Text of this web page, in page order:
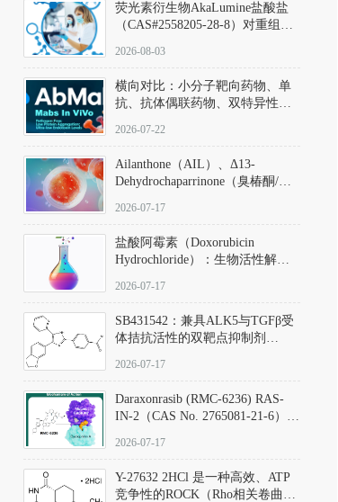
荧光素衍生物AkaLumine盐酸盐
（CAS#2558205-28-8）对重组萤
数（Km）为2.06 μM；其近红外
发光特性赋予优异的组织穿透能
力，大幅增强成像信噪比，从而
实现活体动物模型中极低给药剂
量下的高灵敏度、非侵入式生物
2026-08-03
横向对比：小分子靶向药物、单
抗、抗体偶联药物、双特异性抗
及应用瓶颈
2026-07-22
Ailanthone（AIL）、Δ13-
Dehydrochaparrinone（臭椿酮/臭
DKM货号 D806885
2026-07-17
盐酸阿霉素（Doxorubicin
Hydrochloride）：生物活性解
范
2026-07-17
SB431542：兼具ALK5与TGFβ受
体拮抗活性的双靶点抑制剂
D801067）
2026-07-17
Daraxonrasib (RMC-6236) RAS-
IN-2（CAS No. 2765081-21-6）：
向KRAS/NRAS/HRAS的广谱RAS
2026-07-17
Y-27632 2HCl 是一种高效、ATP
竞争性的ROCK（Rho相关卷曲螺